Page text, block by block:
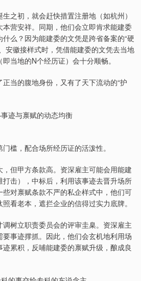
之初，就会赶快措置注册地（如杭州）
营安祥。同期，他们会立即肯求能建委
么？因为能建委的文凭是跨省备案的“硬
安徽接样式时，凭借能建委的文凭去当地
当地的N个经历证）会十分顺畅。
当的腹地身份，又有了天下流动的“护
迹与禀赋的动态均衡
槛，配合场所经历证的活泼性。
但甲方条款高。资深雇主可能会用能建
击），中标后，利用该事迹去晋升场所
对禀赋条款不严的私企样式中，他们可
看老本，遮拦企业的信得过实力底牌。
树立职责委员会的评审圭臬。资深雇主
事迹撑抓。因此，他们会玄机地利用场
累积，反哺能建委的禀赋升级，酿成良